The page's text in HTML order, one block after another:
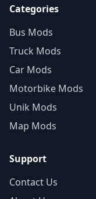
Categories
Bus Mods
Truck Mods
Car Mods
Motorbike Mods
Unik Mods
Map Mods
Support
Contact Us